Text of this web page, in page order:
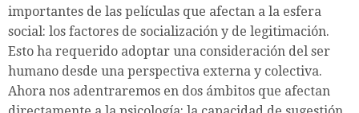
importantes de las películas que afectan a la esfera
social: los factores de socialización y de legitimación.
Esto ha requerido adoptar una consideración del ser
humano desde una perspectiva externa y colectiva.
Ahora nos adentraremos en dos ámbitos que afectan